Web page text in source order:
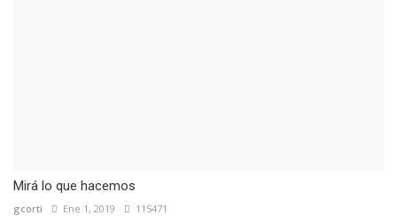
Mirá lo que hacemos
gcorti Ene 1, 2019 115471